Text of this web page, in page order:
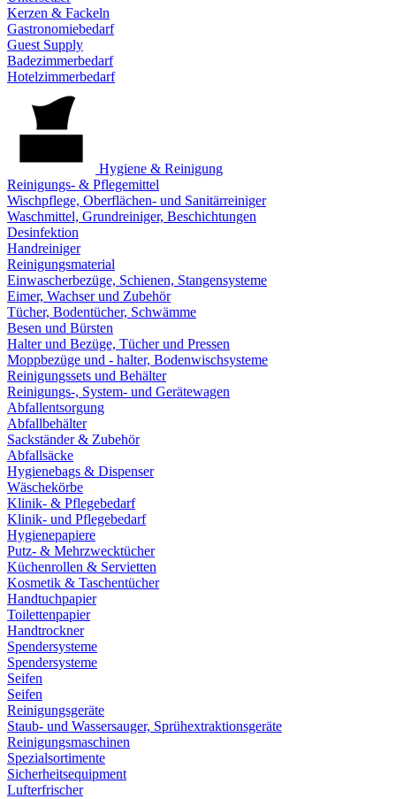
Kerzen & Fackeln
Gastronomiebedarf
Guest Supply
Badezimmerbedarf
Hotelzimmerbedarf
Hygiene & Reinigung
Reinigungs- & Pflegemittel
Wischpflege, Oberflächen- und Sanitärreiniger
Waschmittel, Grundreiniger, Beschichtungen
Desinfektion
Handreiniger
Reinigungsmaterial
Einwascherbezüge, Schienen, Stangensysteme
Eimer, Wachser und Zubehör
Tücher, Bodentücher, Schwämme
Besen und Bürsten
Halter und Bezüge, Tücher und Pressen
Moppbezüge und - halter, Bodenwischsysteme
Reinigungssets und Behälter
Reinigungs-, System- und Gerätewagen
Abfallentsorgung
Abfallbehälter
Sackständer & Zubehör
Abfallsäcke
Hygienebags & Dispenser
Wäschekörbe
Klinik- & Pflegebedarf
Klinik- und Pflegebedarf
Hygienepapiere
Putz- & Mehrzwecktücher
Küchenrollen & Servietten
Kosmetik & Taschentücher
Handtuchpapier
Toilettenpapier
Handtrockner
Spendersysteme
Spendersysteme
Seifen
Seifen
Reinigungsgeräte
Staub- und Wassersauger, Sprühextraktionsgeräte
Reinigungsmaschinen
Spezialsortimente
Sicherheitsequipment
Lufterfrischer